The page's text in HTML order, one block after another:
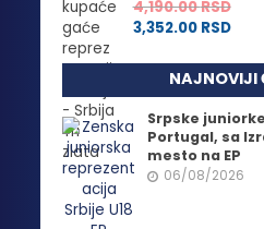
4,190.00RSD
3,352.00 RSD
NAJNOVIJI
Srpske
Portugal, sa
mesto na EP
06/08/2026